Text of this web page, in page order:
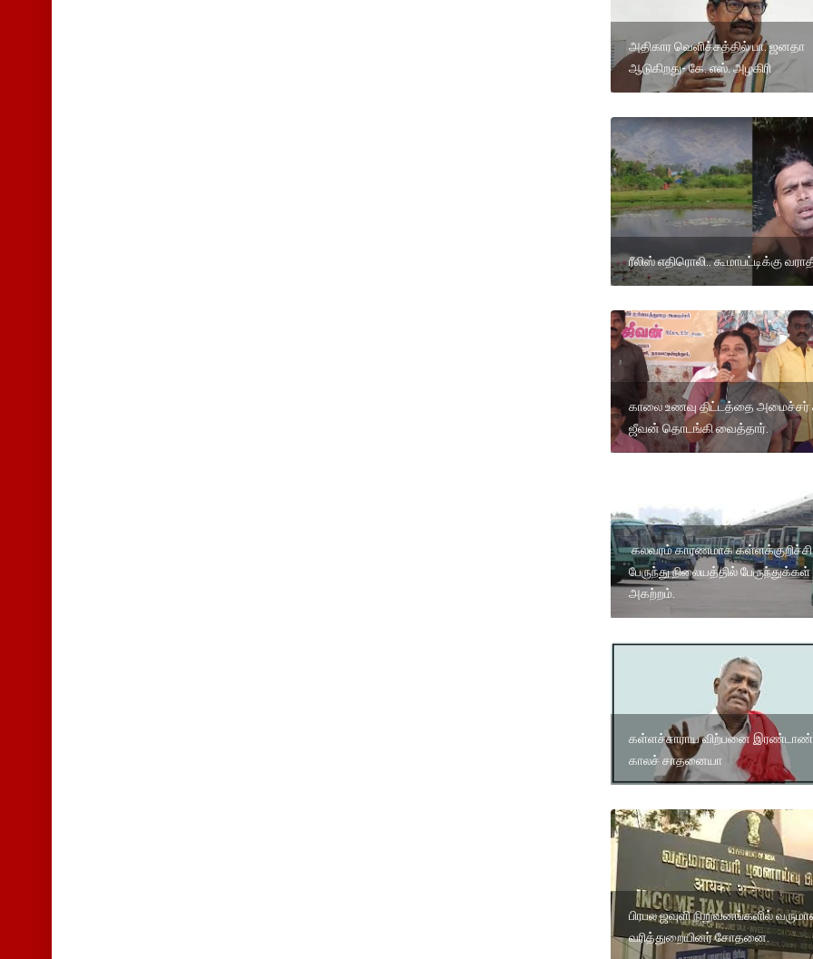
அதிகார வெளிச்சத்தில் பா. ஜனதா
ஆடுகிறது- கே. எஸ். அழகிரி
ரீலிஸ் எதிரொலி.. கூமாபட்டிக்கு
காலை உணவு திட்டத்தை அமைச்சர்
ஜீவன் தொடங்கி வைத்தார்.
கலவரம் காரணமாக கள்ளக்குறிச்சி
பேருந்து நிலையத்தில் பேரூந்துக்கள்
அகற்றம்.
கள்ளச்சாராய விற்பனை
காலச் சாதனையா
பிரபல ஜவுளி நிறுவனங்களில்
வரித்துறையினர் சோதனை.